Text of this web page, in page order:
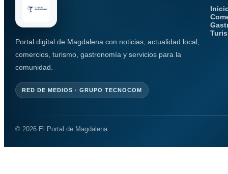
Portal digital de Magdalena con noticias, actualidad local,
comercios, turismo, gastronomía y servicios para la
comunidad.
RED DE MEDIOS · GRUPO TECNOCOM
© 2026 El Portal de Magdalena